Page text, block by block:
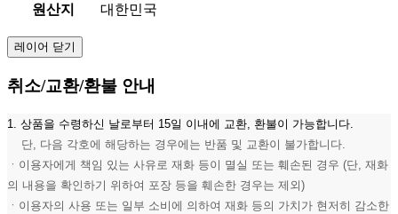
원산지 대한민국
레이어 닫기
취소/교환/환불 안내
1. 상품을 수령하신 날로부터 15일 이내에 교환, 환불이 가능합니다.
단, 다음 각호에 해당하는 경우에는 반품 및 교환이 불가합니다.
ㆍ이용자에게 책임 있는 사유로 재화 등이 멸실 또는 훼손된 경우 (단, 재화
의 내용을 확인하기 위하여 포장 등을 훼손한 경우는 제외)
ㆍ이용자의 사용 또는 일부 소비에 의하여 재화 등의 가치가 현저히 감소한